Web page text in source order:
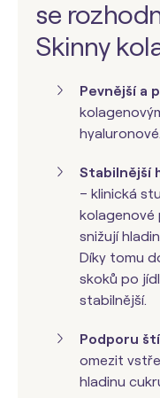
se
Skinny
Pevnější a
hyaluronové.
Stabilnější
– klinická
kolagenové
snižují
Díky tomu
skoků po
stabilnější.
Podporu
omezit
hladinu